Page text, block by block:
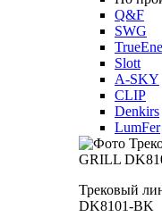
Q&F
SWG
Slott
A-SKY
CLIP
Denkirs
LumFer
Трековый
DK8101-BK